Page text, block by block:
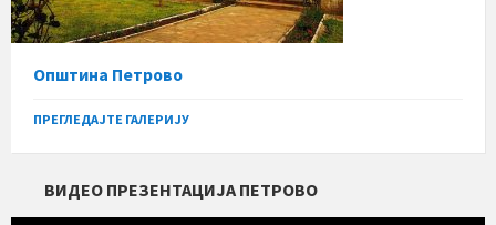
Општина Петрово
ПРЕГЛЕДАЈТЕ ГАЛЕРИЈУ
ВИДЕО ПРЕЗЕНТАЦИЈА ПЕТРОВО